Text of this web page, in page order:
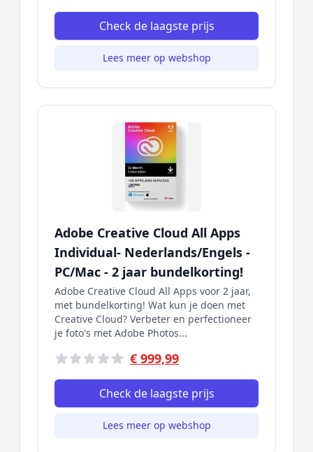
Check de laagste prijs
Lees meer op webshop
Adobe Creative Cloud All Apps
Individual- Nederlands/Engels -
PC/Mac - 2 jaar bundelkorting!
Adobe Creative Cloud All Apps voor 2 jaar,
met bundelkorting! Wat kun je doen met
Creative Cloud? Verbeter en perfectioneer
je foto's met Adobe Photos...
€ 999,99
Check de laagste prijs
Lees meer op webshop